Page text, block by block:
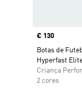
Price
€ 130
Botas de
Hyperfast
Criança
2 cores